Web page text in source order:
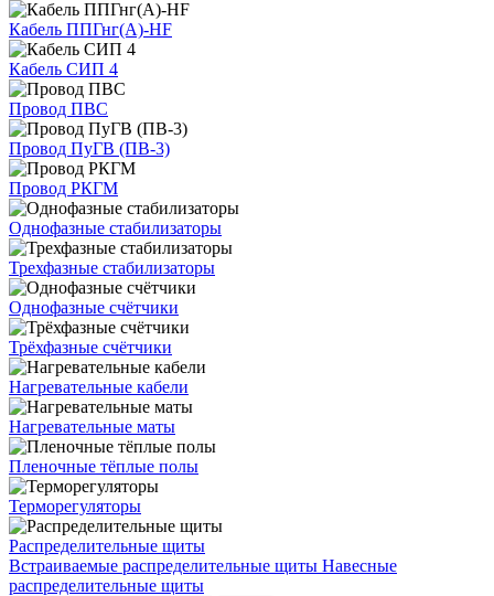
Кабель ППГнг(А)-HF
Кабель СИП 4
Провод ПВС
Провод ПуГВ (ПВ-3)
Провод РКГМ
Однофазные стабилизаторы
Трехфазные стабилизаторы
Однофазные счётчики
Трёхфазные счётчики
Нагревательные кабели
Нагревательные маты
Пленочные тёплые полы
Терморегуляторы
Распределительные щиты
Встраиваемые распределительные щиты Навесные
распределительные щиты